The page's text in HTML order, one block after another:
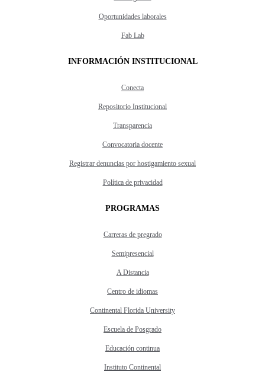
Oportunidades laborales
Fab Lab
INFORMACIÓN INSTITUCIONAL
Conecta
Repositorio Institucional
Transparencia
Convocatoria docente
Registrar denuncias por hostigamiento sexual
Política de privacidad
PROGRAMAS
Carreras de pregrado
Semipresencial
A Distancia
Centro de idiomas
Continental Florida University
Escuela de Posgrado
Educación continua
Instituto Continental